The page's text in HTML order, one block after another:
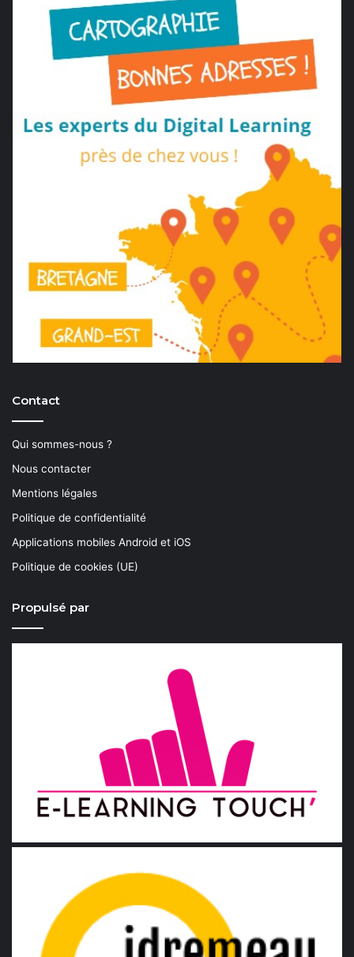
Contact
Qui sommes-nous ?
Nous contacter
Mentions légales
Politique de confidentialité
Applications mobiles Android et iOS
Politique de cookies (UE)
Propulsé par